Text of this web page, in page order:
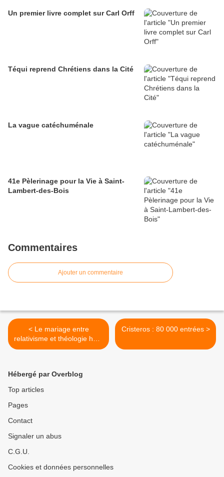
Un premier livre complet sur Carl Orff
Téqui reprend Chrétiens dans la Cité
La vague catéchuménale
41e Pèlerinage pour la Vie à Saint-
Lambert-des-Bois
Commentaires
Ajouter un commentaire
< Le mariage entre
relativisme et théologie hors
sol
Cristeros : 80 000 entrées >
Hébergé par Overblog
Top articles
Pages
Contact
Signaler un abus
C.G.U.
Cookies et données personnelles